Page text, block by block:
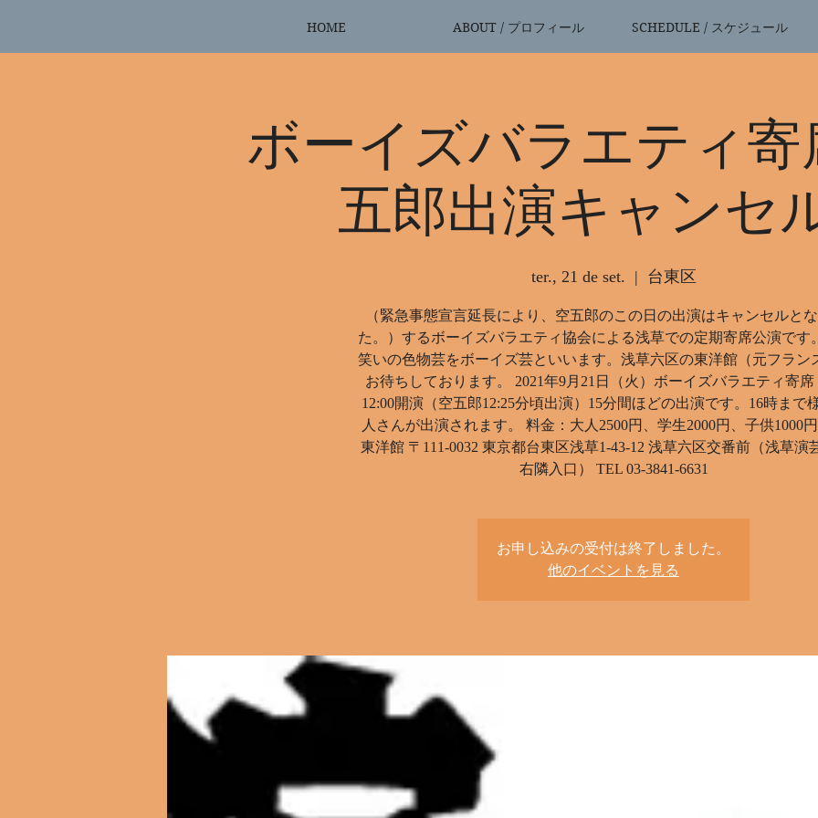
HOME ABOUT / プロフィール SCHEDULE / スケジュール
ボーイズバラエティ寄
五郎出演キャンセ
ter., 21 de set.
  |
台東区
（緊急事態宣言延長により、空五郎のこの日の出演はキャンセルと
た。）するボーイズバラエティ協会による浅草での定期寄席公演です
笑いの色物芸をボーイズ芸といいます。浅草六区の東洋館（元フラン
お待ちしております。 2021年9月21日（火）ボーイズバラエティ寄席
12:00開演（空五郎12:25分頃出演）15分間ほどの出演です。16時まで
人さんが出演されます。 料金：大人2500円、学生2000円、子供1000円
東洋館 〒111-0032 東京都台東区浅草1-43-12 浅草六区交番前（浅草演
右隣入口） TEL 03-3841-6631
お申し込みの受付は終了しました。
他のイベントを見る